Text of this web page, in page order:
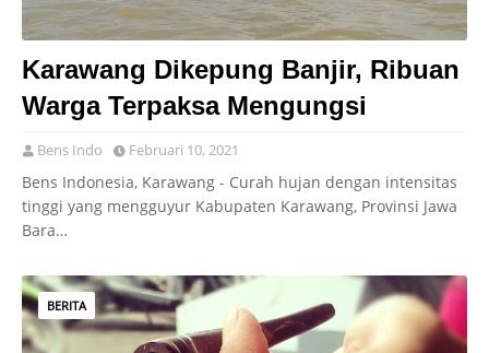
Karawang Dikepung Banjir, Ribuan
Warga Terpaksa Mengungsi
Bens Indo Februari 10, 2021
Bens Indonesia, Karawang - Curah hujan dengan intensitas
tinggi yang mengguyur Kabupaten Karawang, Provinsi Jawa
Bara…
BERITA